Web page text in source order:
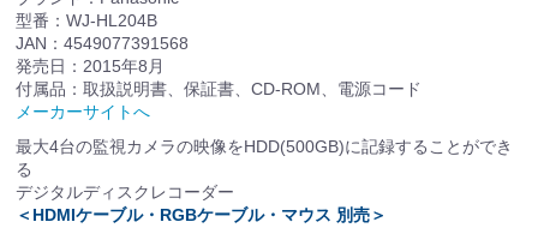
型番：WJ-HL204B
JAN：4549077391568
発売日：2015年8月
付属品：取扱説明書、保証書、CD-ROM、電源コード
メーカーサイトへ
最大4台の監視カメラの映像をHDD(500GB)に記録することができ
る
デジタルディスクレコーダー
＜HDMIケーブル・RGBケーブル・マウス 別売＞